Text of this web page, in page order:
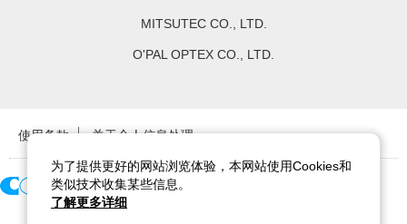
MITSUTEC CO., LTD.
O'PAL OPTEX CO., LTD.
使用条款 关于个人信息处理
为了提供更好的网站浏览体验，本网站使用Cookies和
类似技术收集某些信息。
了解更多详细